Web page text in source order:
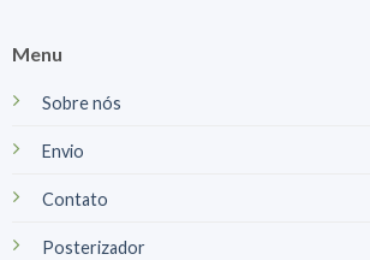
Menu
Sobre nós
Envio
Contato
Posterizador